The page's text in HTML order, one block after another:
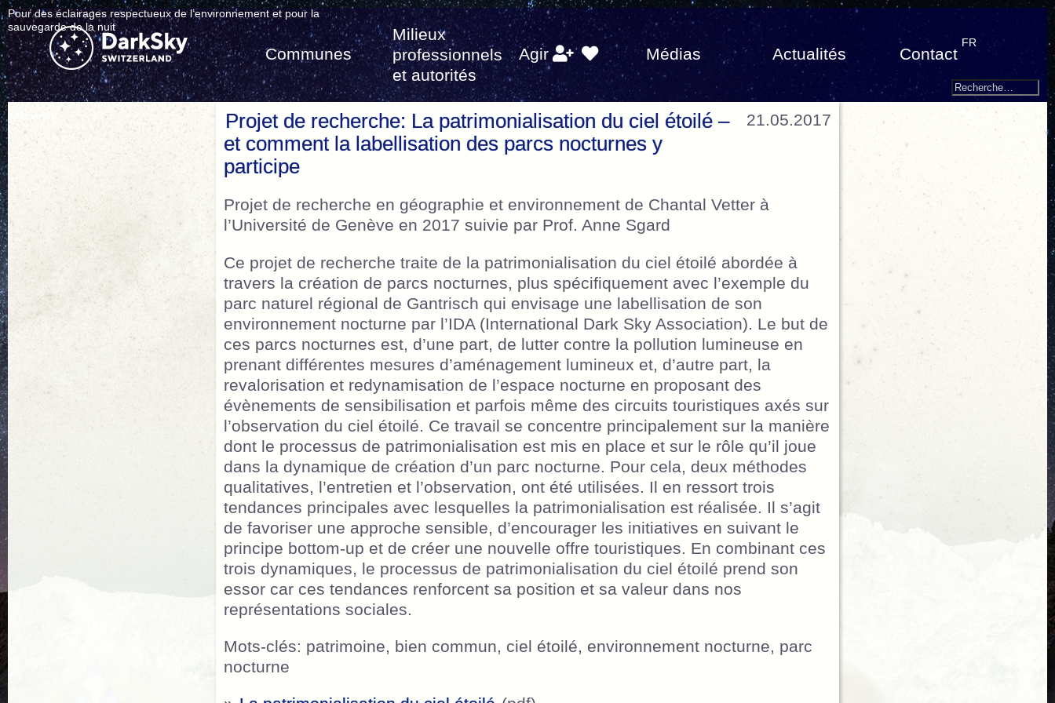
Pour des éclairages respectueux de l’environnement et pour la
sauvegarde de la nuit
Communes
Milieux
professionnels
et autorités
Agir Médias Actualités Contact
FR
Search
Recherche
21.05.2017
Projet de recherche: La patrimonialisation du ciel étoilé –
et comment la labellisation des parcs nocturnes y
participe
Projet de recherche en géographie et environnement de Chantal Vetter à
l’Université de Genève en 2017 suivie par Prof. Anne Sgard
Résumé
Ce projet de recherche traite de la patrimonialisation du ciel étoilé abordée à
travers la création de parcs nocturnes, plus spécifiquement avec l’exemple du
parc naturel régional de Gantrisch qui envisage une labellisation de son
environnement nocturne par l’IDA (International Dark Sky Association). Le but de
ces parcs nocturnes est, d’une part, de lutter contre la pollution lumineuse en
prenant différentes mesures d’aménagement lumineux et, d’autre part, la
revalorisation et redynamisation de l’espace nocturne en proposant des
évènements de sensibilisation et parfois même des circuits touristiques axés sur
l’observation du ciel étoilé. Ce travail se concentre principalement sur la manière
dont le processus de patrimonialisation est mis en place et sur le rôle qu’il joue
dans la dynamique de création d’un parc nocturne. Pour cela, deux méthodes
qualitatives, l’entretien et l’observation, ont été utilisées. Il en ressort trois
tendances principales avec lesquelles la patrimonialisation est réalisée. Il s’agit
de favoriser une approche sensible, d’encourager les initiatives en suivant le
principe bottom-up et de créer une nouvelle offre touristiques. En combinant ces
trois dynamiques, le processus de patrimonialisation du ciel étoilé prend son
essor car ces tendances renforcent sa position et sa valeur dans nos
représentations sociales.
Mots-clés: patrimoine, bien commun, ciel étoilé, environnement nocturne, parc
nocturne